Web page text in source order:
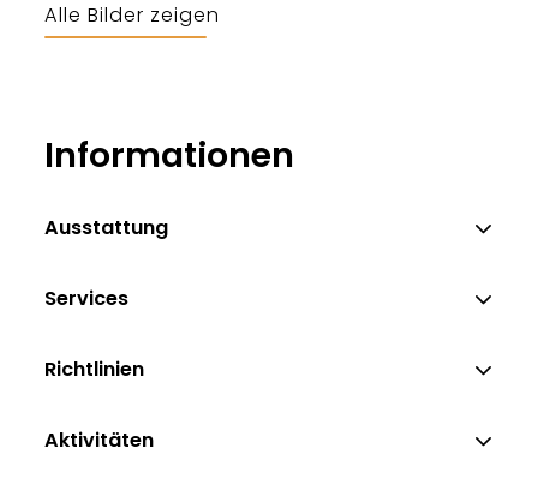
Alle Bilder zeigen
Informationen
Ausstattung
Services
Richtlinien
Aktivitäten